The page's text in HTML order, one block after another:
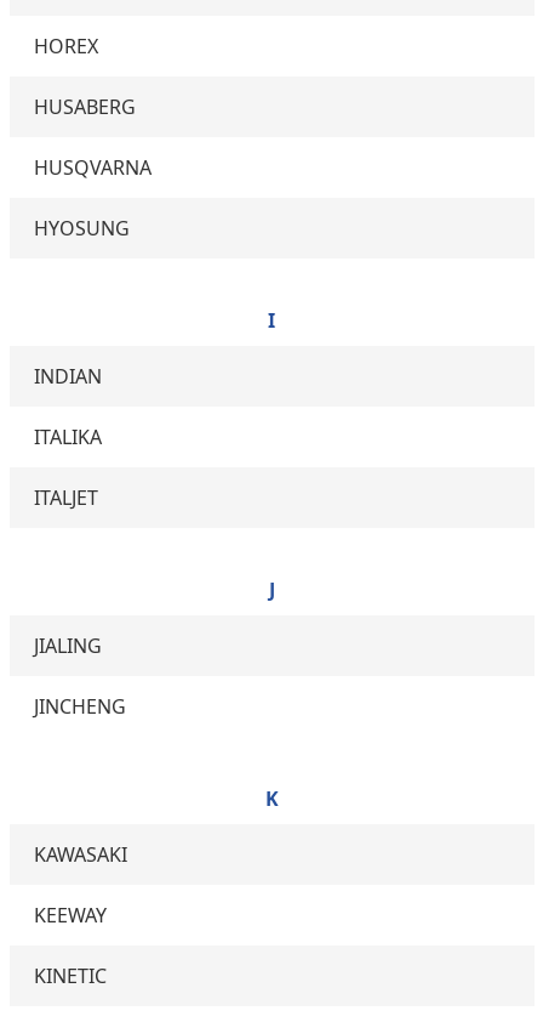
HOREX
HUSABERG
HUSQVARNA
HYOSUNG
I
INDIAN
ITALIKA
ITALJET
J
JIALING
JINCHENG
K
KAWASAKI
KEEWAY
KINETIC